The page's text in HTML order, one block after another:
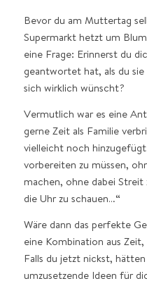
Bevor du am Muttertag
Supermarkt hetzt um
eine Frage: Erinnerst du
geantwortet hat, als du sie
sich wirklich wünscht?
Vermutlich war es eine
gerne Zeit als Familie
vielleicht noch
vorbereiten zu müssen,
machen, ohne dabei
die Uhr zu schauen…“
Wäre dann das perfekte
eine Kombination aus
Falls du jetzt nickst,
umzusetzende Ideen für